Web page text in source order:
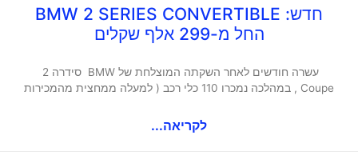
חדש: BMW 2 SERIES CONVERTIBLE
החל מ-299 אלף שקלים
Coupe , במהלכה נמכרו 110 כלי רכב ( למעלה ממחצית מהמכירות
לקריאה...